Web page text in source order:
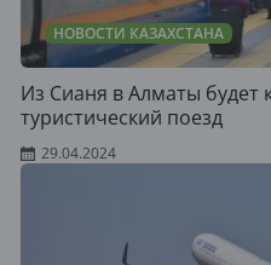
НОВОСТИ КАЗАХСТАНА
Из Сианя в Алматы будет
туристический поезд
29.04.2024